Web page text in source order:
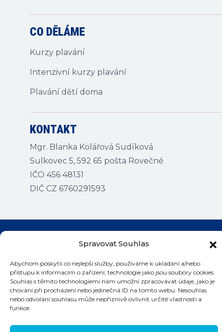
Spravovat Souhlas
Abychom poskytli co nejlepší služby, používáme k ukládání a/nebo
přístupu k informacím o zařízení, technologie jako jsou soubory cookies.
Souhlas s těmito technologiemi nám umožní zpracovávat údaje, jako je
chování při procházení nebo jedinečná ID na tomto webu. Nesouhlas
nebo odvolání souhlasu může nepříznivě ovlivnit určité vlastnosti a
funkce.
CO DĚLÁME
Kurzy plavání
Intenzivní kurzy plavání
Plavání dětí doma
KONTAKT
Mgr. Blanka Kolářová Sudíková
Sulkovec 5, 592 65 pošta Rovečné
IČO 456 48131
DIČ CZ 6760291593
Kontakty na bazény